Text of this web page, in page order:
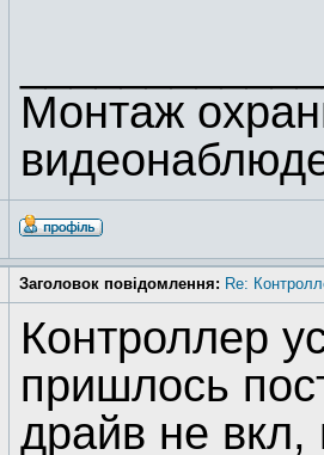
Монтаж
Заголовок повідомлення: Re:
Контроллер
пришлось
драйв не вкл,